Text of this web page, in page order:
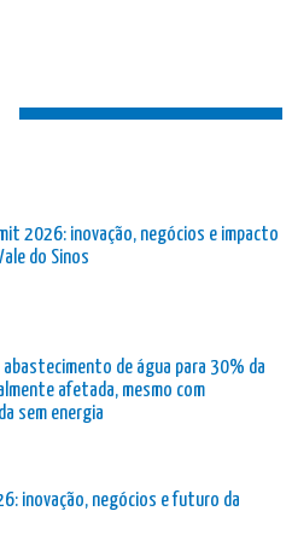
2026: inovação, negócios e impacto
do Sinos
de água para 30% da
afetada, mesmo com
sem energia
inovação, negócios e futuro da